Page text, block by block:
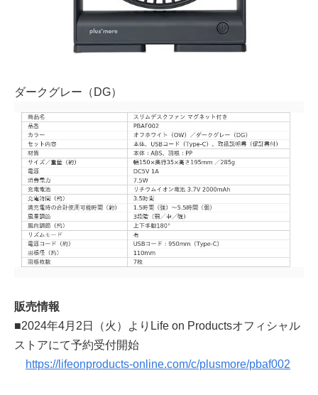
ダークグレー（DG）
販売情報
■2024年4月2日（火）よりLife on Productsオフィシャル
ストアにて予約受付開始
https://lifeonproducts-online.com/c/plusmore/pbaf002